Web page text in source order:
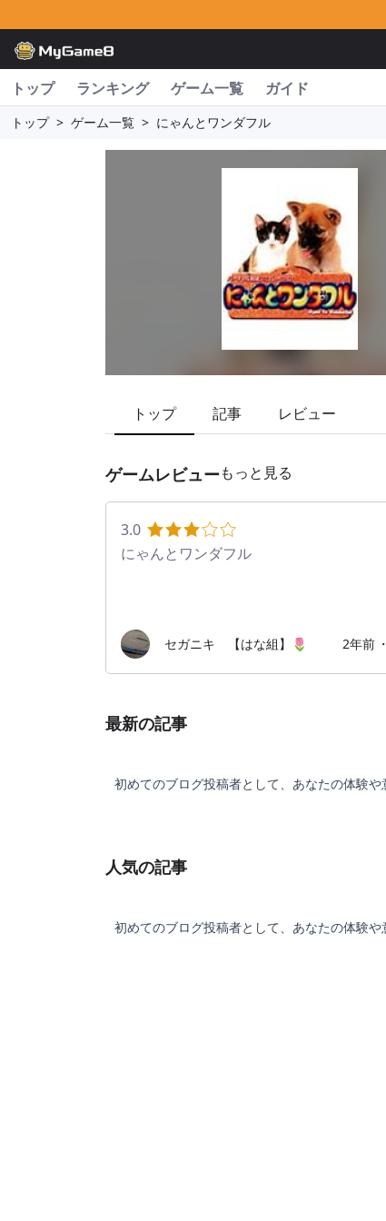
トップ ランキング ゲーム一覧 ガイド
トップ > ゲーム一覧 > にゃんとワンダフル
トップ 記事 レビュー
ゲームレビューもっと見る
3.0
にゃんとワンダフル
セガニキ 【はな組】🌷 2年前 ・
最新の記事
初めてのブログ投稿者として、あなたの体験
人気の記事
初めてのブログ投稿者として、あなたの体験